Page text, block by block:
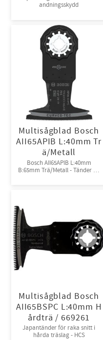
andningsskydd
Multisågblad Bosch
AII65APIB L:40mm Tr
ä/Metall
Bosch AII65APIB L:40mm
B:65mm Trä/Metall - Tänder av
Multisågblad Bosch
AII65BSPC L:40mm H
årdträ / 669261
Japantänder för raka snitt i
hårda träslag - HCS